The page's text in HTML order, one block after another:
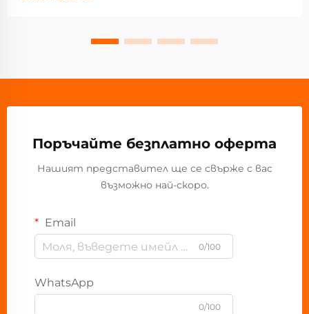
Поръчайте безплатно оферта
Нашият представител ще се свърже с вас
възможно най-скоро.
Email
0/100
WhatsApp
0/100